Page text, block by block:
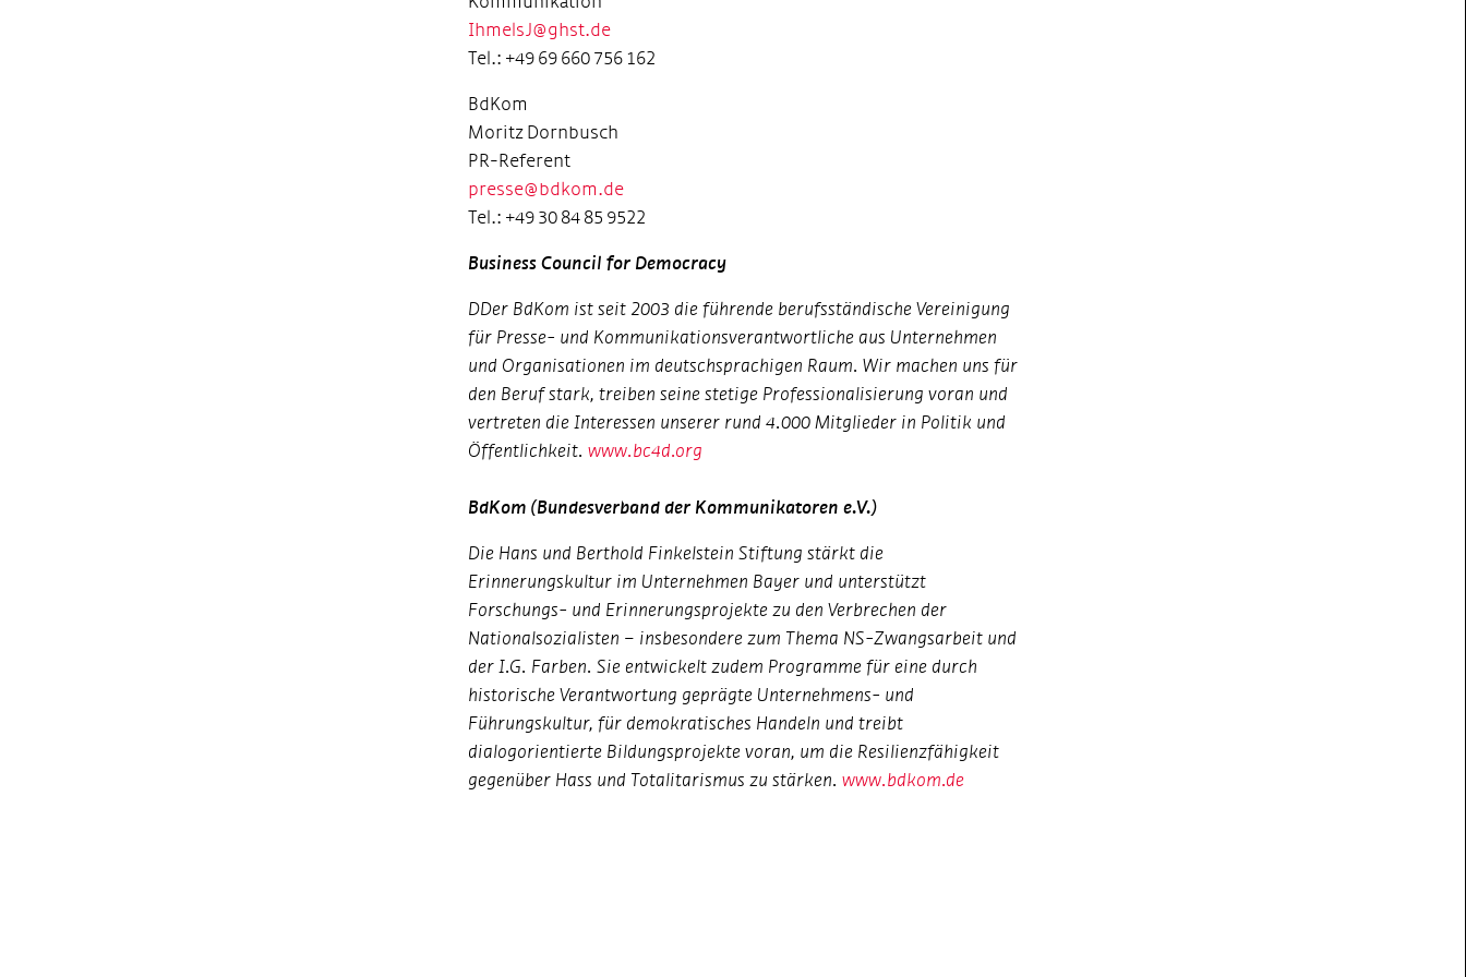
IhmelsJ@ghst.de
Tel.: +49 69 660 756 162
BdKom
Moritz Dornbusch
PR-Referent
presse@bdkom.de
Tel.: +49 30 84 85 9522
Business Council for Democracy
DDer BdKom ist seit 2003 die führende berufsständische Vereinigung
für Presse- und Kommunikationsverantwortliche aus Unternehmen
und Organisationen im deutschsprachigen Raum. Wir machen uns für
den Beruf stark, treiben seine stetige Professionalisierung voran und
vertreten die Interessen unserer rund 4.000 Mitglieder in Politik und
Öffentlichkeit.www.bc4d.org
BdKom (Bundesverband der Kommunikatoren e.V.)
Die Hans und Berthold Finkelstein Stiftung stärkt die
Erinnerungskultur im Unternehmen Bayer und unterstützt
Forschungs- und Erinnerungsprojekte zu den Verbrechen der
Nationalsozialisten – insbesondere zum Thema NS-Zwangsarbeit und
der I.G. Farben. Sie entwickelt zudem Programme für eine durch
historische Verantwortung geprägte Unternehmens- und
Führungskultur, für demokratisches Handeln und treibt
dialogorientierte Bildungsprojekte voran, um die Resilienzfähigkeit
gegenüber Hass und Totalitarismus zu stärken.www.bdkom.de